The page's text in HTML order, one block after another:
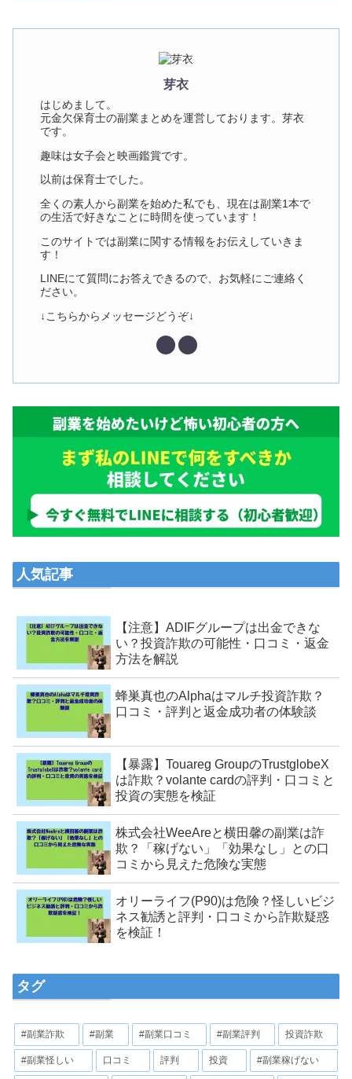
芽衣
はじめまして。
元金欠保育士の副業まとめを運営しております。芽衣
です。
趣味は女子会と映画鑑賞です。
以前は保育士でした。
全くの素人から副業を始めた私でも、現在は副業1本で
の生活で好きなことに時間を使っています！
このサイトでは副業に関する情報をお伝えしていきま
す！
LINEにて質問にお答えできるので、お気軽にご連絡く
ださい。
↓こちらからメッセージどうぞ↓
人気記事
【注意】ADIFグループは出金できな
い？投資詐欺の可能性・口コミ・返金
方法を解説
蜂巣真也のAlphaはマルチ投資詐欺？
口コミ・評判と返金成功者の体験談
【暴露】Touareg GroupのTrustglobeX
は詐欺？volante cardの評判・口コミと
投資の実態を検証
株式会社WeeAreと横田馨の副業は詐
欺？「稼げない」「効果なし」との口
コミから見えた危険な実態
オリーライフ(P90)は危険？怪しいビジ
ネス勧誘と評判・口コミから詐欺疑惑
を検証！
タグ
#副業詐欺 #副業 #副業口コミ #副業評判 投資詐欺
#副業怪しい 口コミ 評判 投資 #副業稼げない